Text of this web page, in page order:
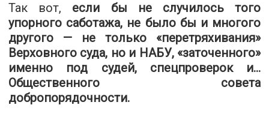
Так вот, если бы не случилось того
упорного саботажа, не было бы и многого
другого — не только «перетряхивания»
Верховного суда, но и НАБУ, «заточенного»
именно под судей, спецпроверок и…
Общественного совета
добропорядочности.